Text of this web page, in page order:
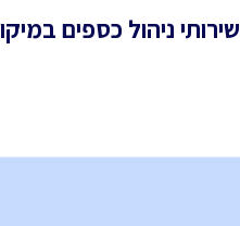
שירותי ניהול כספים